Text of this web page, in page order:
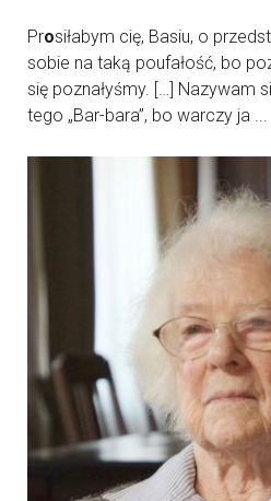
Prosiłabym cię, Basiu, o
sobie na taką poufałość, bo
się poznałyśmy. […] Nazywam
tego „Bar-bara”, bo warczy ja ...